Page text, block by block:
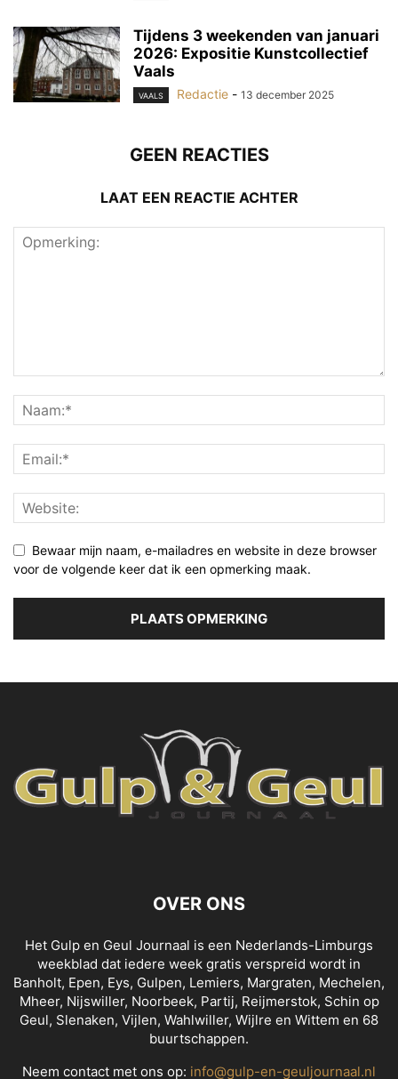
Tijdens 3 weekenden van januari
2026: Expositie Kunstcollectief
Vaals
VAALS Redactie - 13 december 2025
GEEN REACTIES
LAAT EEN REACTIE ACHTER
Bewaar mijn naam, e-mailadres en website in deze browser
voor de volgende keer dat ik een opmerking maak.
OVER ONS
Het Gulp en Geul Journaal is een Nederlands-Limburgs
weekblad dat iedere week gratis verspreid wordt in
Banholt, Epen, Eys, Gulpen, Lemiers, Margraten, Mechelen,
Mheer, Nijswiller, Noorbeek, Partij, Reijmerstok, Schin op
Geul, Slenaken, Vijlen, Wahlwiller, Wijlre en Wittem en 68
buurtschappen.
Neem contact met ons op: info@gulp-en-geuljournaal.nl